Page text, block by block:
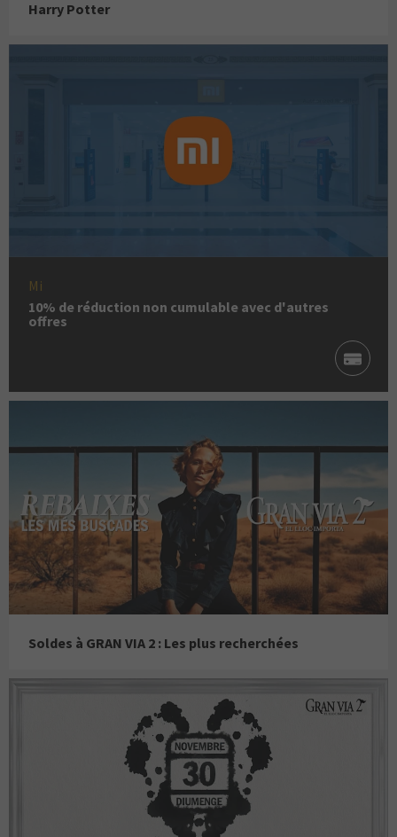
Harry Potter
Mi
10% de réduction non cumulable avec d'autres
offres
Soldes à GRAN VIA 2 : Les plus recherchées